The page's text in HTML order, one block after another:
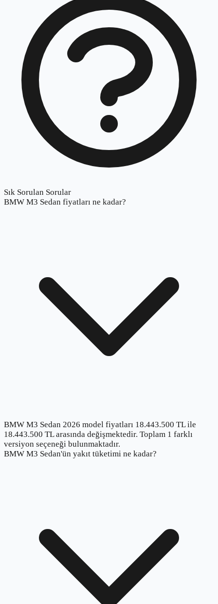
Sık Sorulan Sorular
BMW M3 Sedan fiyatları ne kadar?
BMW M3 Sedan 2026 model fiyatları 18.443.500 TL ile
18.443.500 TL arasında değişmektedir. Toplam 1 farklı
versiyon seçeneği bulunmaktadır.
BMW M3 Sedan'ün yakıt tüketimi ne kadar?